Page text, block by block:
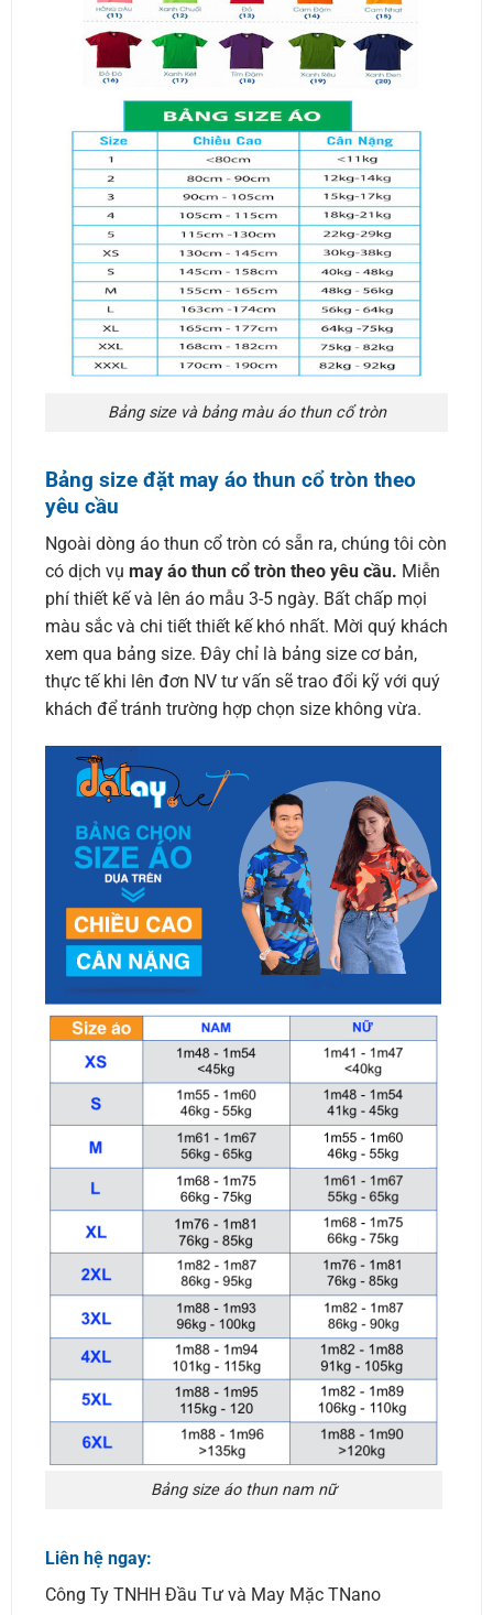
Bảng size và bảng màu áo thun cổ tròn
Bảng size đặt may áo thun cổ tròn theo
yêu cầu
Ngoài dòng áo thun cổ tròn có sẵn ra, chúng tôi còn
có dịch vụ may áo thun cổ tròn theo yêu cầu. Miễn
phí thiết kế và lên áo mẫu 3-5 ngày. Bất chấp mọi
màu sắc và chi tiết thiết kế khó nhất. Mời quý khách
xem qua bảng size. Đây chỉ là bảng size cơ bản,
thực tế khi lên đơn NV tư vấn sẽ trao đổi kỹ với quý
khách để tránh trường hợp chọn size không vừa.
Bảng size áo thun nam nữ
Liên hệ ngay:
Công Ty TNHH Đầu Tư và May Mặc TNano